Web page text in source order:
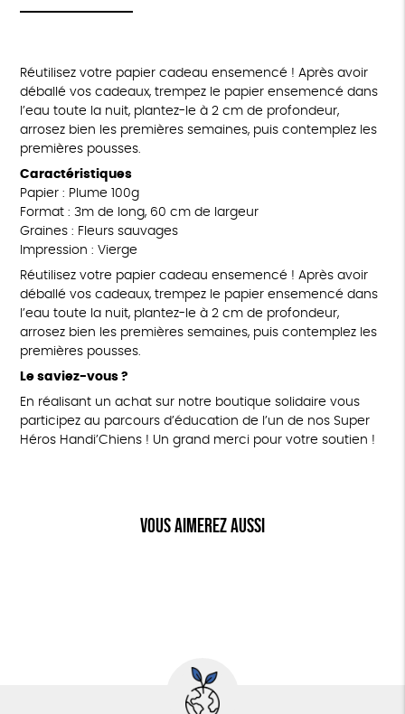
Réutilisez votre papier cadeau ensemencé ! Après avoir
déballé vos cadeaux, trempez le papier ensemencé dans
l’eau toute la nuit, plantez-le à 2 cm de profondeur,
arrosez bien les premières semaines, puis contemplez les
premières pousses.
Caractéristiques
Papier : Plume 100g
Format : 3m de long, 60 cm de largeur
Graines : Fleurs sauvages
Impression : Vierge
Réutilisez votre papier cadeau ensemencé ! Après avoir
déballé vos cadeaux, trempez le papier ensemencé dans
l’eau toute la nuit, plantez-le à 2 cm de profondeur,
arrosez bien les premières semaines, puis contemplez les
premières pousses.
Le saviez-vous ?
En réalisant un achat sur notre boutique solidaire vous
participez au parcours d’éducation de l’un de nos Super
Héros Handi’Chiens ! Un grand merci pour votre soutien !
Vous aimerez aussi